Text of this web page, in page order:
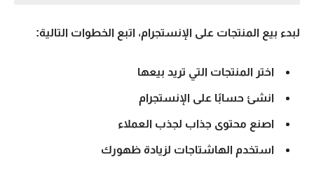
لبدء بيع المنتجات على الإنستجرام، اتبع الخطوات التالية:
اختر المنتجات التي تريد بيعها
انشئ حسابًا على الإنستجرام
اصنع محتوى جذاب لجذب العملاء
استخدم الهاشتاجات لزيادة ظهورك